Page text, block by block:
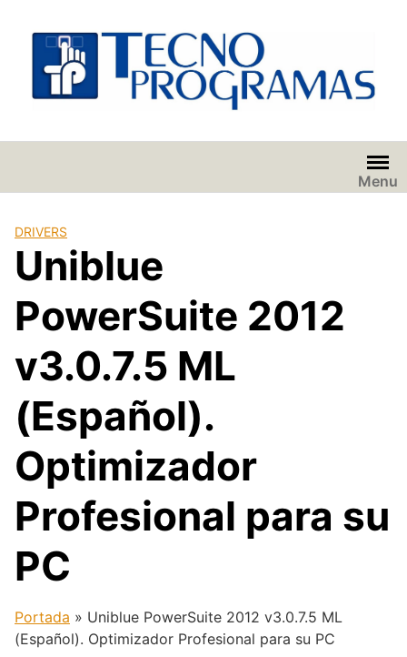
contenido
Menu
DRIVERS
Uniblue
PowerSuite 2012
v3.0.7.5 ML
(Español).
Optimizador
Profesional para su
PC
Portada » Uniblue PowerSuite 2012 v3.0.7.5 ML
(Español). Optimizador Profesional para su PC